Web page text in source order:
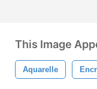
This Image
Aquarelle